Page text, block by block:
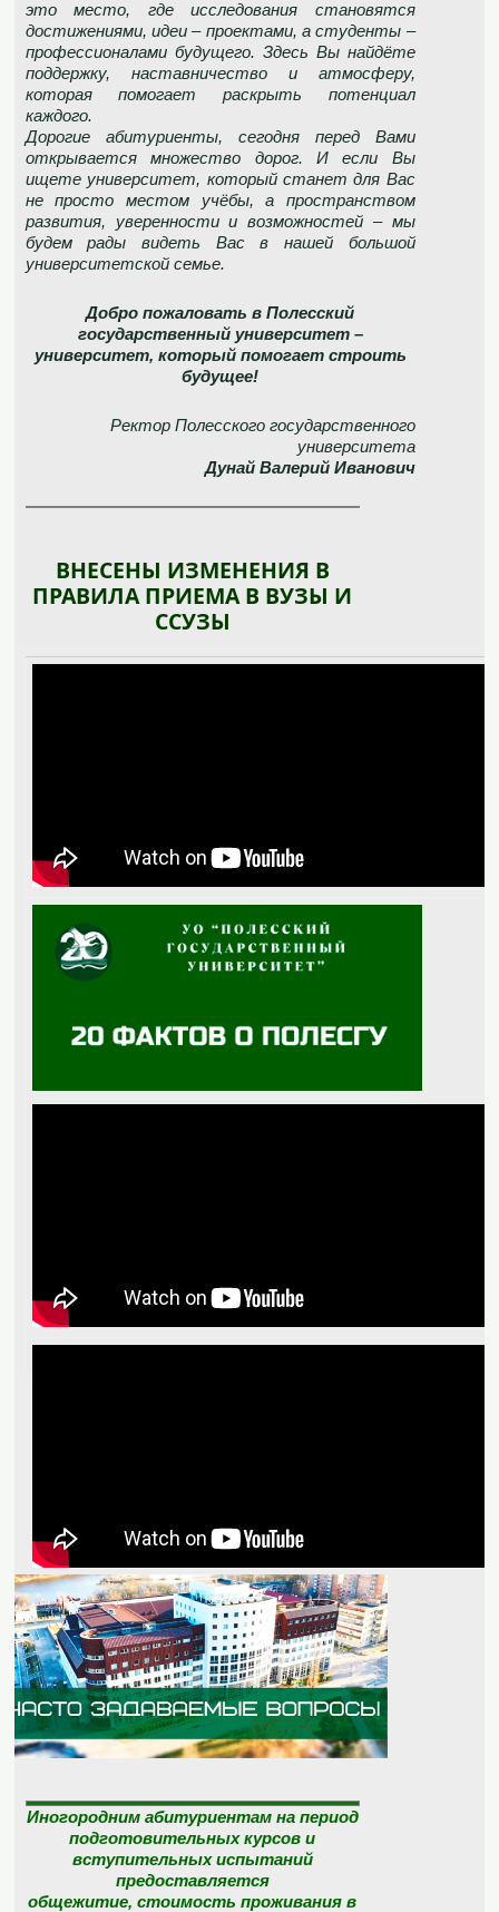
это место, где исследования становятся
достижениями, идеи – проектами, а студенты –
профессионалами будущего. Здесь Вы найдёте
поддержку, наставничество и атмосферу,
которая помогает раскрыть потенциал
каждого.
Дорогие абитуриенты, сегодня перед Вами
открывается множество дорог. И если Вы
ищете университет, который станет для Вас
не просто местом учёбы, а пространством
развития, уверенности и возможностей – мы
будем рады видеть Вас в нашей большой
университетской семье.
Добро пожаловать в Полесский
государственный университет –
университет, который помогает строить
будущее!
Ректор Полесского государственного
университета
Дунай Валерий Иванович
ВНЕСЕНЫ ИЗМЕНЕНИЯ В
ПРАВИЛА ПРИЕМА В ВУЗЫ И
ССУЗЫ
Иногородним абитуриентам на период
подготовительных курсов и
вступительных испытаний
предоставляется
общежитие, стоимость проживания в